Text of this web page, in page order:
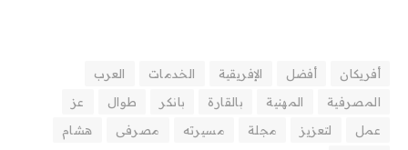
أفريكان أفضل الإفريقية الخدمات
العرب
المصرفية
المهنية بالقارة بانكر طوال
عز
عمل
لتعزيز مجلة مسيرته مصرفى
هشام